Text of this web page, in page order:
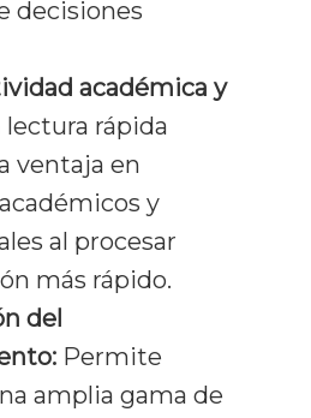
decisiones
académica y
lectura rápida
ventaja en
y
al procesar
más rápido.
del
Permite
amplia gama de